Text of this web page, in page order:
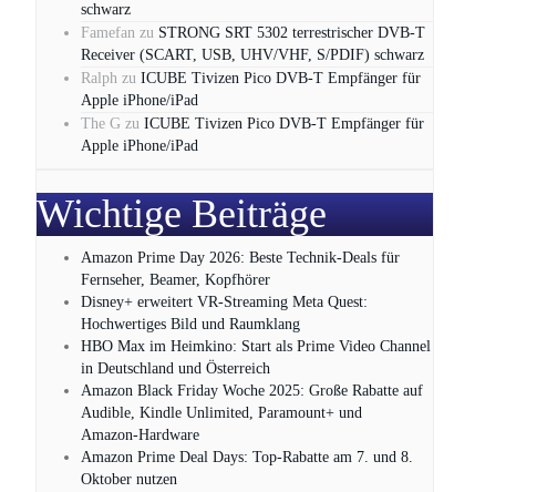
schwarz
Famefan zu STRONG SRT 5302 terrestrischer DVB-T
Receiver (SCART, USB, UHV/VHF, S/PDIF) schwarz
Ralph zu ICUBE Tivizen Pico DVB-T Empfänger für
Apple iPhone/iPad
The G zu ICUBE Tivizen Pico DVB-T Empfänger für
Apple iPhone/iPad
Wichtige Beiträge
Amazon Prime Day 2026: Beste Technik-Deals für
Fernseher, Beamer, Kopfhörer
Disney+ erweitert VR‑Streaming Meta Quest:
Hochwertiges Bild und Raumklang
HBO Max im Heimkino: Start als Prime Video Channel
in Deutschland und Österreich
Amazon Black Friday Woche 2025: Große Rabatte auf
Audible, Kindle Unlimited, Paramount+ und
Amazon‑Hardware
Amazon Prime Deal Days: Top-Rabatte am 7. und 8.
Oktober nutzen